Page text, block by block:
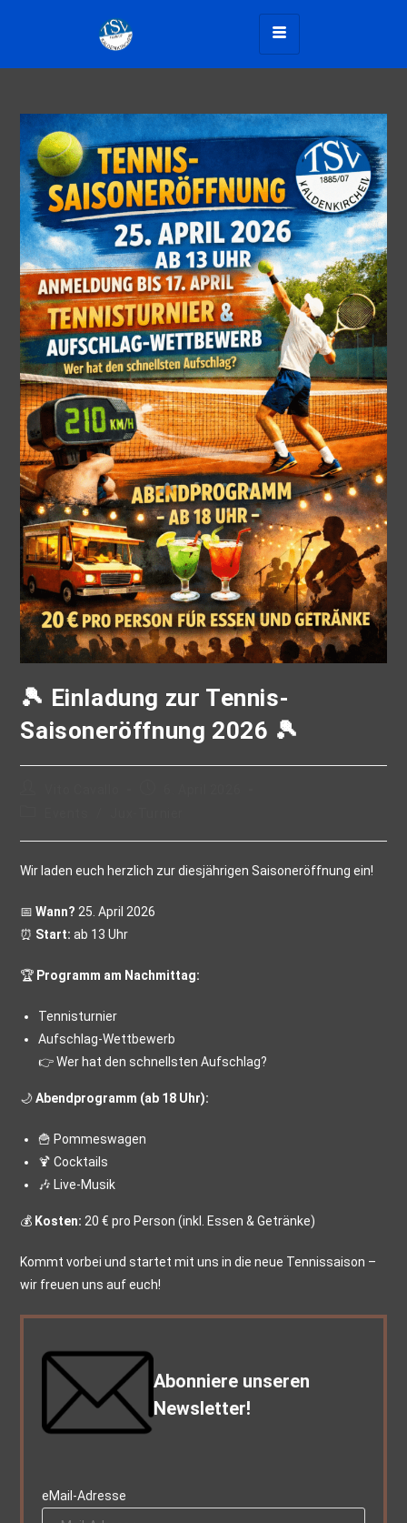
🎾 Einladung zur Tennis-
Saisoneröffnung 2026 🎾
Wir laden euch herzlich zur diesjährigen Saisoneröffnung ein!
📅Wann? 25. April 2026
⏰ Start: ab 13 Uhr
🏆 Programm am Nachmittag:
Tennisturnier
Aufschlag-Wettbewerb
👉 Wer hat den schnellsten Aufschlag?
🌙Abendprogramm (ab 18 Uhr):
🍟 Pommeswagen
🍹 Cocktails
🎶 Live-Musik
💰 Kosten: 20 € pro Person (inkl. Essen & Getränke)
Kommt vorbei und startet mit uns in die neue Tennissaison –
wir freuen uns auf euch!
Abonniere unseren
Newsletter!
eMail-Adresse